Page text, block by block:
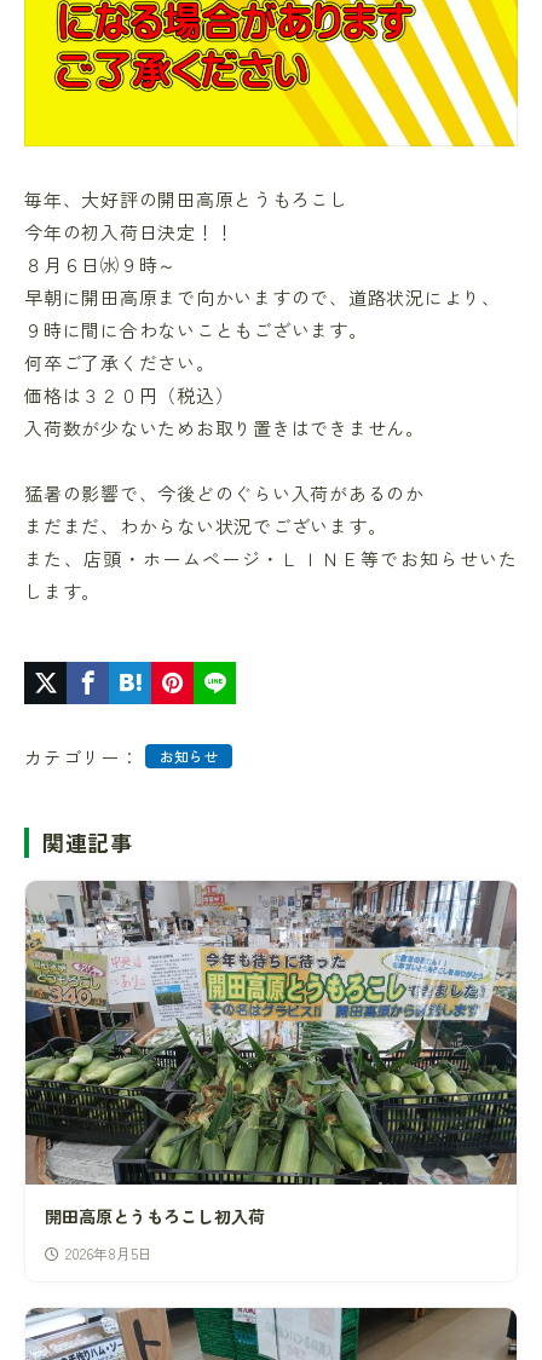
毎年、大好評の開田高原とうもろこし
今年の初入荷日決定！！
８月６日㈬９時～
早朝に開田高原まで向かいますので、道路状況により、
９時に間に合わないこともございます。
何卒ご了承ください。
価格は３２０円（税込）
入荷数が少ないためお取り置きはできません。
猛暑の影響で、今後どのぐらい入荷があるのか
まだまだ、わからない状況でございます。
また、店頭・ホームページ・ＬＩＮＥ等でお知らせいた
します。
カテゴリー： お知らせ
関連記事
開田高原とうもろこし初入荷
2026年8月5日